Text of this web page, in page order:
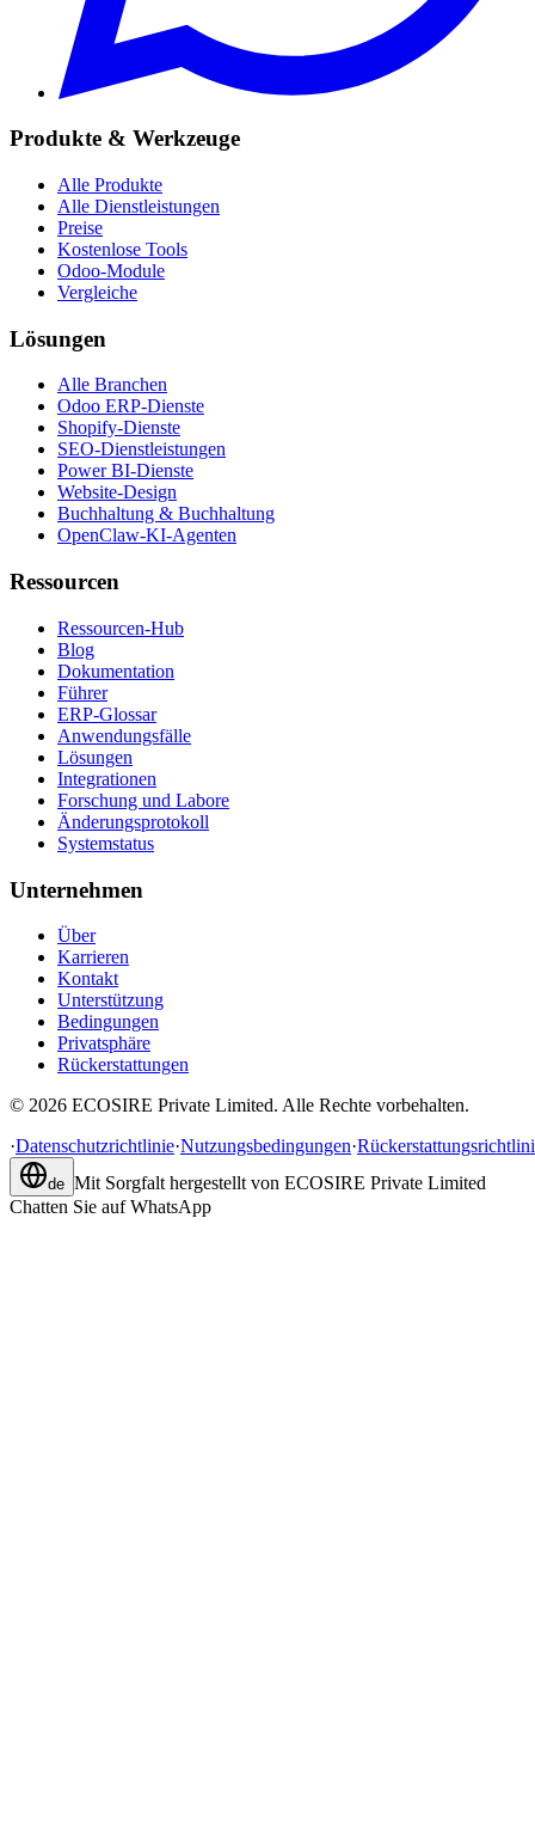
Produkte & Werkzeuge
Alle Produkte
Alle Dienstleistungen
Preise
Kostenlose Tools
Odoo-Module
Vergleiche
Lösungen
Alle Branchen
Odoo ERP-Dienste
Shopify-Dienste
SEO-Dienstleistungen
Power BI-Dienste
Website-Design
Buchhaltung & Buchhaltung
OpenClaw-KI-Agenten
Ressourcen
Ressourcen-Hub
Blog
Dokumentation
Führer
ERP-Glossar
Anwendungsfälle
Lösungen
Integrationen
Forschung und Labore
Änderungsprotokoll
Systemstatus
Unternehmen
Über
Karrieren
Kontakt
Unterstützung
Bedingungen
Privatsphäre
Rückerstattungen
© 2026 ECOSIRE Private Limited. Alle Rechte vorbehalten.
·Datenschutzrichtlinie·Nutzungsbedingungen·
de Mit Sorgfalt hergestellt von ECOSIRE Private Limited
Chatten Sie auf WhatsApp